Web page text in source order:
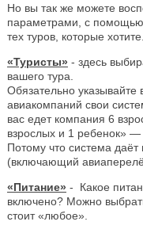
Но вы так же можете
параметрами, с
тех туров, которые хотите.
«Туристы» - здесь
вашего тура.
Обязательно указывайте
авиакомпаний свои
вас едет компания 6
взрослых и 1 ребенок» —
Потому что система
(включающий
«Питание» - Какое
включено? Можно
стоит «любое».